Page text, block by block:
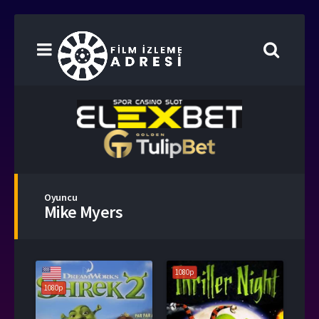
Oyuncu
Mike Myers
1080p
1080p